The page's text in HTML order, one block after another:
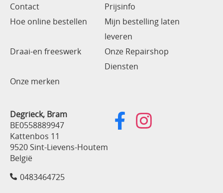
Contact
Prijsinfo
Hoe online bestellen
Mijn bestelling laten
leveren
Draai-en freeswerk
Onze Repairshop
Diensten
Onze merken
Degrieck, Bram
BE0558889947
Kattenbos 11
9520 Sint-Lievens-Houtem
België
0483464725